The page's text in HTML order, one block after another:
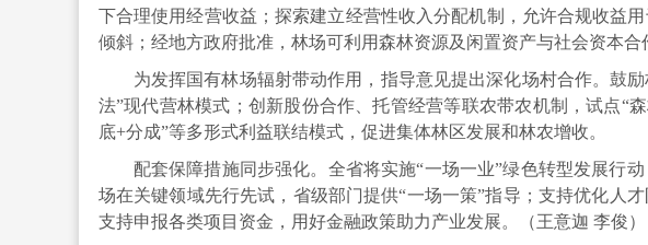
下合理使用经营收益；探索建立经营性收入分配机制，允许合规收益
倾斜；经地方政府批准，林场可利用森林资源及闲置资产与社会资本合
为发挥国有林场辐射带动作用，指导意见提出深化场村合作。鼓
法”现代营林模式；创新股份合作、托管经营等联农带农机制，试点“
底+分成”等多形式利益联结模式，促进集体林区发展和林农增收。
配套保障措施同步强化。全省将实施“一场一业”绿色转型发展行
场在关键领域先行先试，省级部门提供“一场一策”指导；支持优化人
支持申报各类项目资金，用好金融政策助力产业发展。
（王意迦 李俊）